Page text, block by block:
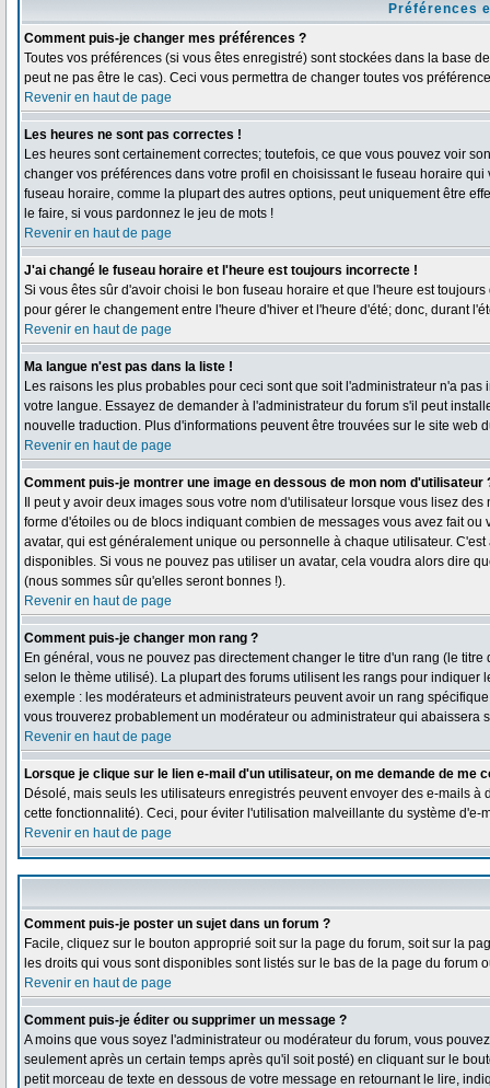
Préférences
Comment puis-je changer mes préférences ?
Toutes vos préférences (si vous êtes enregistré) sont stockées dans la base
peut ne pas être le cas). Ceci vous permettra de changer toutes vos
Revenir en haut de page
Les heures ne sont pas correctes !
Les heures sont certainement correctes; toutefois, ce que vous pouvez voir
changer vos préférences dans votre profil en choisissant le fuseau horaire
fuseau horaire, comme la plupart des autres options, peut uniquement être
le faire, si vous pardonnez le jeu de mots !
Revenir en haut de page
J'ai changé le fuseau horaire et l'heure est toujours incorrecte !
Si vous êtes sûr d'avoir choisi le bon fuseau horaire et que l'heure est
pour gérer le changement entre l'heure d'hiver et l'heure d'été; donc, durant
Revenir en haut de page
Ma langue n'est pas dans la liste !
Les raisons les plus probables pour ceci sont que soit l'administrateur n'a
votre langue. Essayez de demander à l'administrateur du forum s'il peut
nouvelle traduction. Plus d'informations peuvent être trouvées sur le site web
Revenir en haut de page
Comment puis-je montrer une image en dessous de mon nom d'utilisateur
Il peut y avoir deux images sous votre nom d'utilisateur lorsque vous lisez
forme d'étoiles ou de blocs indiquant combien de messages vous avez fait
avatar, qui est généralement unique ou personnelle à chaque utilisateur.
disponibles. Si vous ne pouvez pas utiliser un avatar, cela voudra alors dire
(nous sommes sûr qu'elles seront bonnes !).
Revenir en haut de page
Comment puis-je changer mon rang ?
En général, vous ne pouvez pas directement changer le titre d'un rang (le
selon le thème utilisé). La plupart des forums utilisent les rangs pour
exemple : les modérateurs et administrateurs peuvent avoir un rang
vous trouverez probablement un modérateur ou administrateur qui abaissera
Revenir en haut de page
Lorsque je clique sur le lien e-mail d'un utilisateur, on me demande de me
Désolé, mais seuls les utilisateurs enregistrés peuvent envoyer des e-mails
cette fonctionnalité). Ceci, pour éviter l'utilisation malveillante du système d'e-
Revenir en haut de page
Comment puis-je poster un sujet dans un forum ?
Facile, cliquez sur le bouton approprié soit sur la page du forum, soit sur la
les droits qui vous sont disponibles sont listés sur le bas de la page du forum
Revenir en haut de page
Comment puis-je éditer ou supprimer un message ?
A moins que vous soyez l'administrateur ou modérateur du forum, vous
seulement après un certain temps après qu'il soit posté) en cliquant sur le
petit morceau de texte en dessous de votre message en retournant le lire,